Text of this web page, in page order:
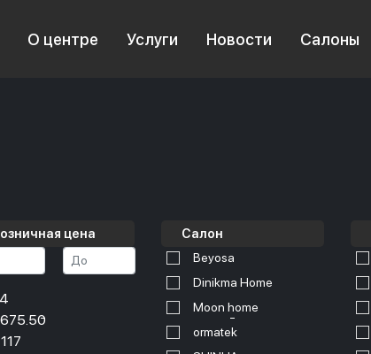
О центре Услуги Новости Салоны
цена Салон
Beyosa
Dinikma Home
Moon home
ormatek